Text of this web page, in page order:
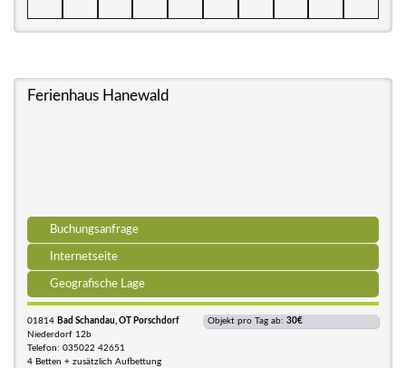
Ferienhaus Hanewald
Buchungsanfrage
Internetseite
Geografische Lage
01814 Bad Schandau, OT Porschdorf
Niederdorf 12b
Telefon: 035022 42651
4 Betten + zusätzlich Aufbettung
Objekt pro Tag ab: 30€